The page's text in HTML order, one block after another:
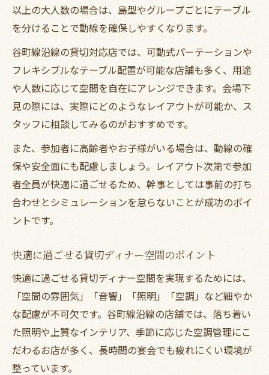
以上の大人数の場合は、島型やグループごとにテーブル
を分けることで動線を確保しやすくなります。
谷町線沿線の貸切対応店では、可動式パーテーションや
フレキシブルなテーブル配置が可能な店舗も多く、用途
や人数に応じて空間を自在にアレンジできます。会場下
見の際には、実際にどのようなレイアウトが可能か、ス
タッフに相談してみるのがおすすめです。
また、参加者に高齢者やお子様がいる場合は、動線の確
保や安全面にも配慮しましょう。レイアウト次第で参加
者全員が快適に過ごせるため、幹事としては事前の打ち
合わせとシミュレーションを怠らないことが成功のポイ
ントです。
快適に過ごせる貸切ディナー空間のポイント
快適に過ごせる貸切ディナー空間を実現するためには、
「空間の雰囲気」「音響」「照明」「空調」など細やか
な配慮が不可欠です。谷町線沿線の店舗では、落ち着い
た照明や上質なインテリア、季節に応じた空調管理にこ
だわるお店が多く、長時間の宴会でも疲れにくい環境が
整っています。